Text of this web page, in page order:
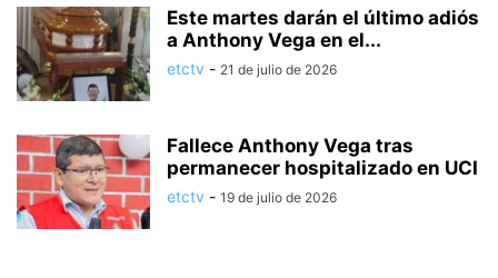
Este martes darán el último adiós
a Anthony Vega en el...
etctv - 21 de julio de 2026
Fallece Anthony Vega tras
permanecer hospitalizado en UCI
etctv - 19 de julio de 2026